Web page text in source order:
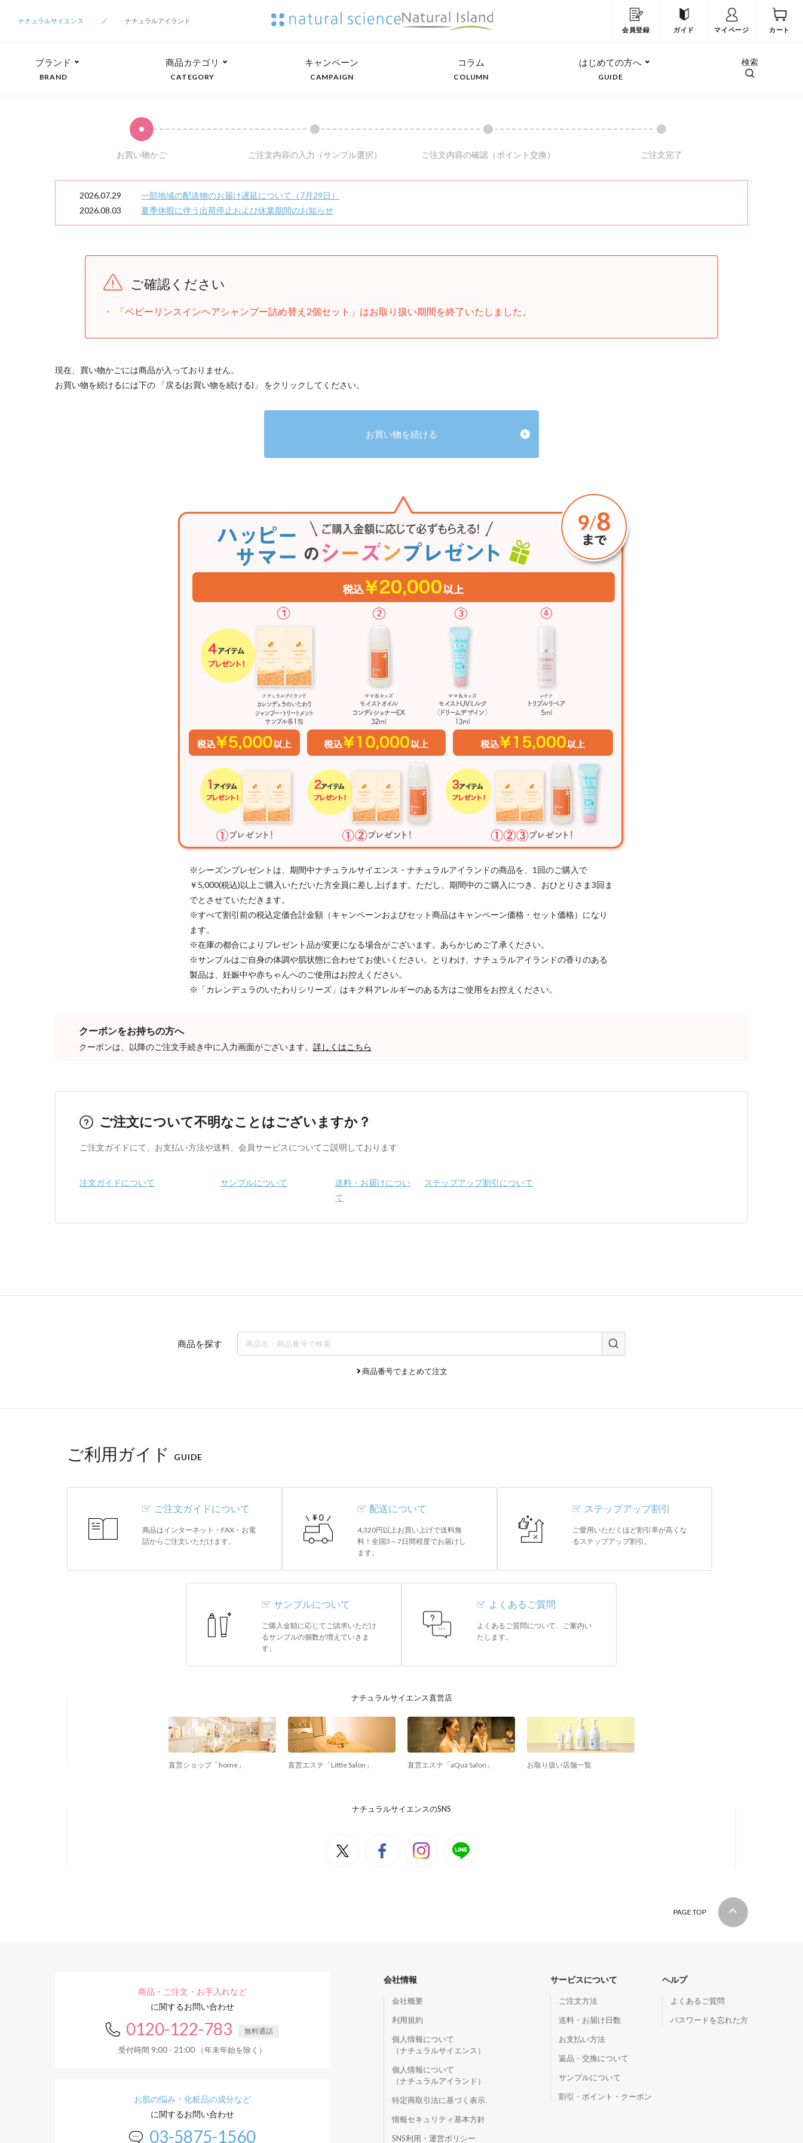
ナチュラルサイエンス
ナチュラルアイランド
会員登録
ガイド マイページ カート
ブランド
BRAND
商品カテゴリ
CATEGORY
キャンペーン
CAMPAIGN
コラム
COLUMN
はじめての方へ
GUIDE
検索
お買い物かご ご注文内容の入力 （サンプル選択） ご注文内容の確認 （ポイント交換） ご注文完了
2026.07.29
一部地域の配送物のお届け遅延について（7月29日）
2026.08.03
夏季休暇に伴う出荷停止および休業期間のお知らせ
ご確認ください
「ベビーリンスインヘアシャンプー詰め替え2個セット」はお取り扱い期間を終了いたしました。
現在、買い物かごには商品が入っておりません。
お買い物を続けるには下の 「戻る(お買い物を続ける)」 をクリックしてください。
お買い物を続ける
※シーズンプレゼントは、期間中ナチュラルサイエンス・ナチュラルアイランドの商品を、1回のご購入で
￥5,000(税込)以上ご購入いただいた方全員に差し上げます。ただし、期間中のご購入につき、おひとりさま3回ま
でとさせていただきます。
※すべて割引前の税込定価合計金額（キャンペーンおよびセット商品はキャンペーン価格・セット価格）になり
ます。
※在庫の都合によりプレゼント品が変更になる場合がございます。あらかじめご了承ください。
※サンプルはご自身の体調や肌状態に合わせてお使いください。とりわけ、ナチュラルアイランドの香りのある
製品は、妊娠中や赤ちゃんへのご使用はお控えください。
※「カレンデュラのいたわりシリーズ」はキク科アレルギーのある方はご使用をお控えください。
クーポンをお持ちの方へ
クーポンは、以降のご注文手続き中に入力画面がございます。 詳しくはこちら
ご注文について不明なことはございますか？
ご注文ガイドにて、お支払い方法や送料、会員サービスについてご説明しております
注文ガイドについて サンプルについて
送料・お届けについ
て
ステップアップ割引について
商品を探す
商品番号でまとめて注文
ご利用ガイド GUIDE
ご注文ガイドについて
商品はインターネット・FAX・お電
話からご注文いただけます。
配送について
4,320円以上お買い上げで送料無
料！全国3～7日間程度でお届けし
ます。
ステップアップ割引
ご愛用いただくほど割引率が高くな
るステップアップ割引。
サンプルについて
ご購入金額に応じてご請求いただけ
るサンプルの個数が増えていきま
す。
よくあるご質問
よくあるご質問について、ご案内い
たします。
ナチュラルサイエンス直営店
直営ショップ「home」 直営エステ「Little Salon」 直営エステ「aQua Salon」 お取り扱い店舗一覧
ナチュラルサイエンスのSNS
PAGE TOP
商品・ご注文・お手入れなど
に関するお問い合わせ
0120-122-783 無料通話
受付時間 9:00 - 21:00 （年末年始を除く）
お肌の悩み・化粧品の成分など
に関するお問い合わせ
03-5875-1560
会社情報
会社概要
利用規約
個人情報について
（ナチュラルサイエンス）
個人情報について
（ナチュラルアイランド）
特定商取引法に基づく表示
情報セキュリティ基本方針
SNS利用・運営ポリシー
サービスについて
ご注文方法
送料・お届け日数
お支払い方法
返品・交換について
サンプルについて
割引・ポイント・クーポン
ヘルプ
よくあるご質問
パスワードを忘れた方